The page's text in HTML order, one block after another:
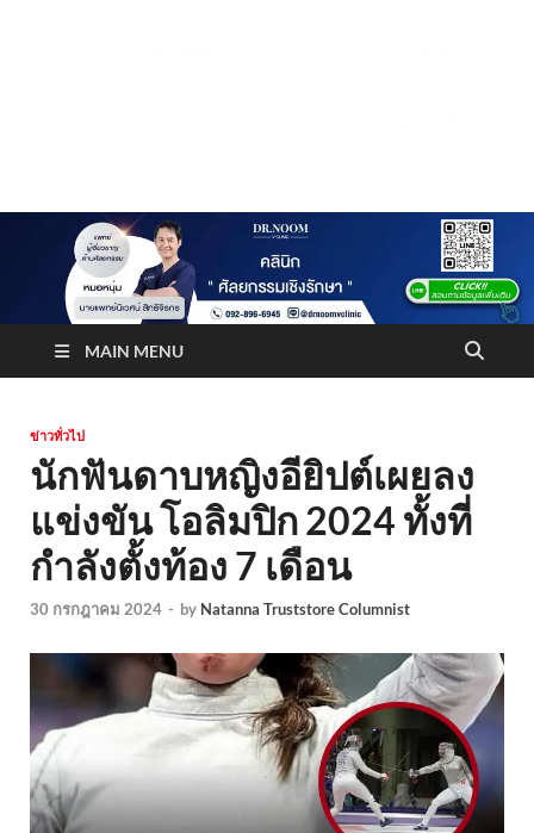
Truststoreonline
MAIN MENU
ข่าวทั่วไป
นักฟันดาบหญิงอียิปต์เผยลง
แข่งขัน โอลิมปิก 2024 ทั้งที่
กำลังตั้งท้อง 7 เดือน
30 กรกฎาคม 2024 - by Natanna Truststore Columnist